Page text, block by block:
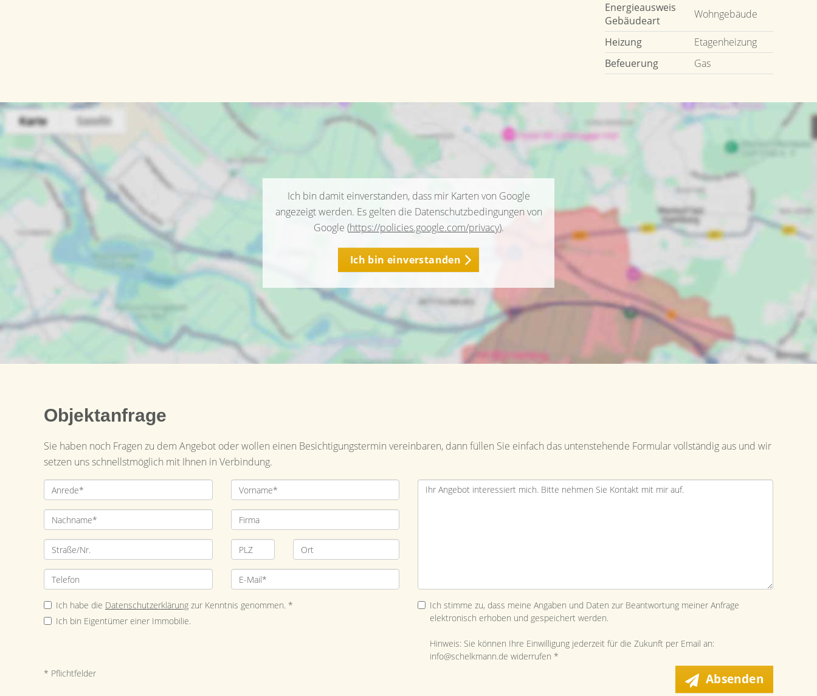
Energieausweis
Gebäudeart
Wohngebäude
Heizung
Etagenheizung
Befeuerung
Gas
Ich bin damit einverstanden, dass mir Karten von Google
angezeigt werden. Es gelten die Datenschutzbedingungen von
Google (https://policies.google.com/privacy).
Ich bin einverstanden
Objektanfrage
Sie haben noch Fragen zu dem Angebot oder wollen einen Besichtigungstermin vereinbaren, dann füllen Sie einfach das untenstehende Formular vollständig aus und wir
setzen uns schnellstmöglich mit Ihnen in Verbindung.
Ich habe die Datenschutzerklärung zur Kenntnis genommen. *
Ich bin Eigentümer einer Immobilie.
Ich stimme zu, dass meine Angaben und Daten zur Beantwortung meiner Anfrage
elektronisch erhoben und gespeichert werden.
Hinweis: Sie können Ihre Einwilligung jederzeit für die Zukunft per Email an:
info@schelkmann.de widerrufen *
* Pflichtfelder
Absenden